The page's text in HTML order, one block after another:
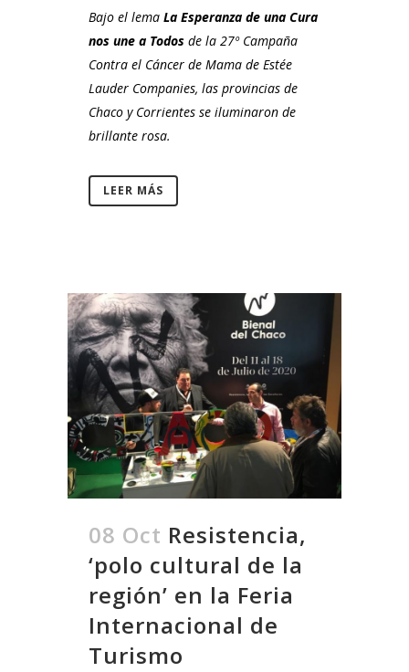
Bajo el lema La Esperanza de una Cura
nos une a Todos de la 27º Campaña
Contra el Cáncer de Mama de Estée
Lauder Companies, las provincias de
Chaco y Corrientes se iluminaron de
brillante rosa.
LEER MÁS
08 Oct Resistencia,
‘polo cultural de la
región’ en la Feria
Internacional de
Turismo